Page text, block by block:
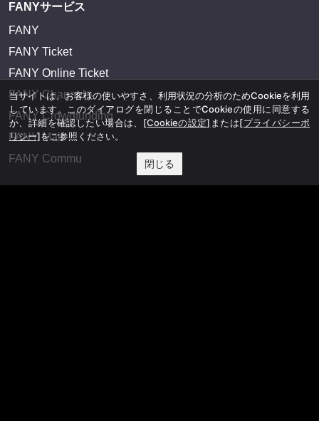
FANYサービス
FANY
FANY Ticket
FANY Online Ticket
FANY Channel
FANY Crowdfunding
FANY Mall
FANY Commu
当サイトは、お客様の使いやすさ、利用状況の分析のためCookieを利用
しています。このダイアログを閉じることでCookieの使用に同意する
か、詳細を確認したい場合は、 [Cookieの設定] または[プライバシーポ
リシー]をご参照ください。
閉じる